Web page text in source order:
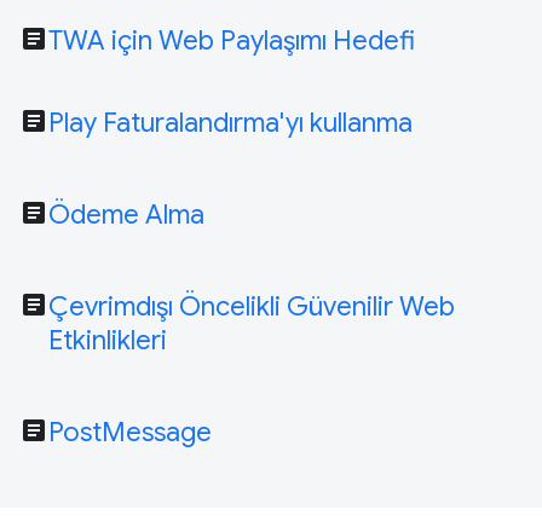
articleTWA için Web Paylaşımı Hedefi
article Play Faturalandırma'yı kullanma
articleÖdeme Alma
articleÇevrimdışı Öncelikli Güvenilir Web
Etkinlikleri
article PostMessage